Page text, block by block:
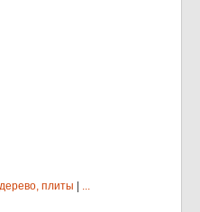
плиты
...